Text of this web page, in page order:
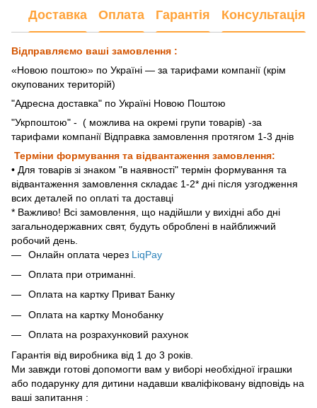
Доставка Оплата Гарантія Консультація
Відправляємо ваші замовлення :
«Новою поштою» по Україні — за тарифами компанії (крім
окупованих територій)
"Адресна доставка" по Україні Новою Поштою
"Укрпоштою" - ( можлива на окремі групи товарів) -за
тарифами компанії Відправка замовлення протягом 1-3 днів
Терміни формування та відвантаження замовлення:
• Для товарів зі знаком "в наявності" термін формування та
відвантаження замовлення складає 1-2* дні після узгодження
всих деталей по оплаті та доставці
* Важливо! Всі замовлення, що надійшли у вихідні або дні
загальнодержавних свят, будуть оброблені в найближчий
робочий день.
Онлайн оплата через LiqPay
Оплата при отриманні.
Оплата на картку Приват Банку
Оплата на картку Монобанку
Оплата на розрахунковий рахунок
Гарантія від виробника від 1 до 3 років.
Ми завжди готові допомогти вам у виборі необхідної іграшки
або подарунку для дитини надавши кваліфіковану відповідь на
ваші запитання :